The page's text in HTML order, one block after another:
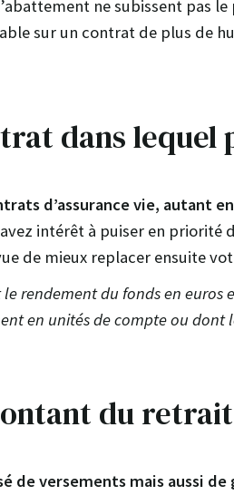
ne subissent pas
sur un contrat de plus de
dans lequel
d’assurance vie, autant
intérêt à puiser en priorité
de mieux replacer ensuite
rendement du fonds en euros
en unités de compte ou dont
du
de versements mais aussi de